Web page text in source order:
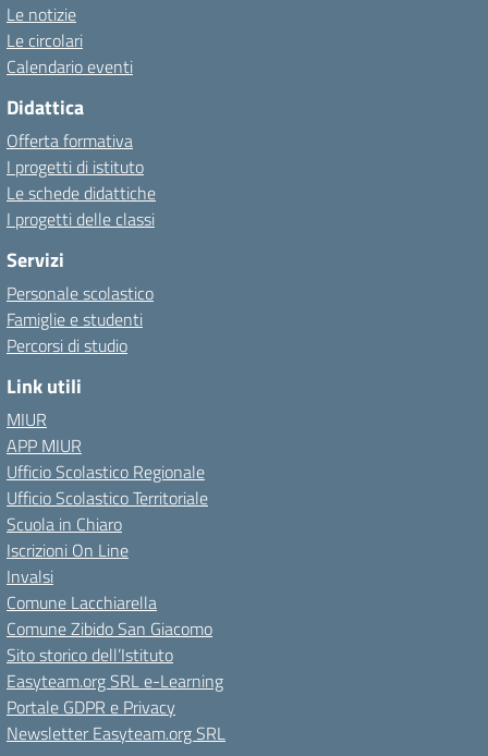
Le notizie
Le circolari
Calendario eventi
Didattica
Offerta formativa
I progetti di istituto
Le schede didattiche
I progetti delle classi
Servizi
Personale scolastico
Famiglie e studenti
Percorsi di studio
Link utili
MIUR
APP MIUR
Ufficio Scolastico Regionale
Ufficio Scolastico Territoriale
Scuola in Chiaro
Iscrizioni On Line
Invalsi
Comune Lacchiarella
Comune Zibido San Giacomo
Sito storico dell’Istituto
Easyteam.org SRL e-Learning
Portale GDPR e Privacy
Newsletter Easyteam.org SRL